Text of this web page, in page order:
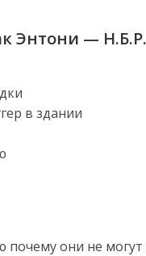
Энтони — Н.Б.Р.
в здании
почему они не могут